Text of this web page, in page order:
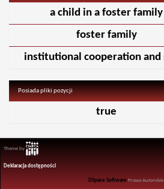
a child in a foster family
foster family
institutional cooperation and
Posiada pliki pozycji
true
Theme by
Deklaracja dostępności
DSpace Software Prawa